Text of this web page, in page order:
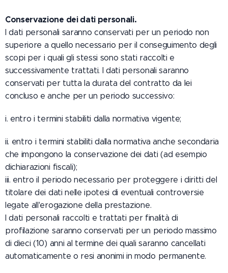
Conservazione dei dati personali.
I dati personali saranno conservati per un periodo non
superiore a quello necessario per il conseguimento degli
scopi per i quali gli stessi sono stati raccolti e
successivamente trattati. I dati personali saranno
conservati per tutta la durata del contratto da lei
concluso e anche per un periodo successivo:
i. entro i termini stabiliti dalla normativa vigente;
ii. entro i termini stabiliti dalla normativa anche secondaria
che impongono la conservazione dei dati (ad esempio
dichiarazioni fiscali);
iii. entro il periodo necessario per proteggere i diritti del
titolare dei dati nelle ipotesi di eventuali controversie
legate all'erogazione della prestazione.
I dati personali raccolti e trattati per finalità di
profilazione saranno conservati per un periodo massimo
di dieci (10) anni al termine dei quali saranno cancellati
automaticamente o resi anonimi in modo permanente.